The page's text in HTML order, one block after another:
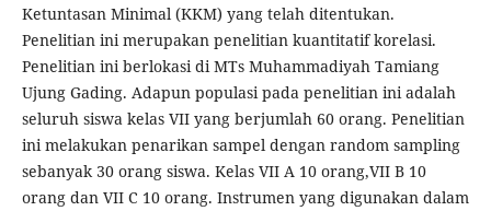
Ketuntasan Minimal (KKM) yang telah ditentukan.
Penelitian ini merupakan penelitian kuantitatif korelasi.
Penelitian ini berlokasi di MTs Muhammadiyah Tamiang
Ujung Gading. Adapun populasi pada penelitian ini adalah
seluruh siswa kelas VII yang berjumlah 60 orang. Penelitian
ini melakukan penarikan sampel dengan random sampling
sebanyak 30 orang siswa. Kelas VII A 10 orang,VII B 10
orang dan VII C 10 orang. Instrumen yang digunakan dalam